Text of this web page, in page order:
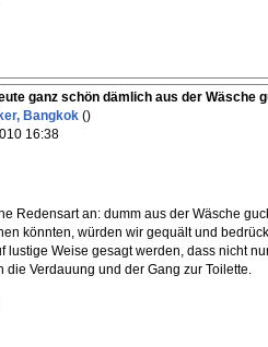
ganz schön dämlich aus der Wäsche
Bangkok ()
16:38
Redensart an: dumm aus der Wäsche
könnten, würden wir gequält und
lustige Weise gesagt werden, dass nicht
die Verdauung und der Gang zur Toilette.